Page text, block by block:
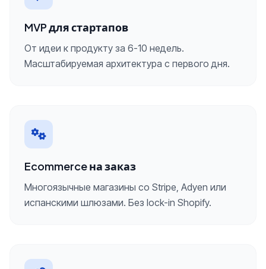
MVP для стартапов
От идеи к продукту за 6-10 недель.
Масштабируемая архитектура с первого дня.
Ecommerce на заказ
Многоязычные магазины со Stripe, Adyen или
испанскими шлюзами. Без lock-in Shopify.